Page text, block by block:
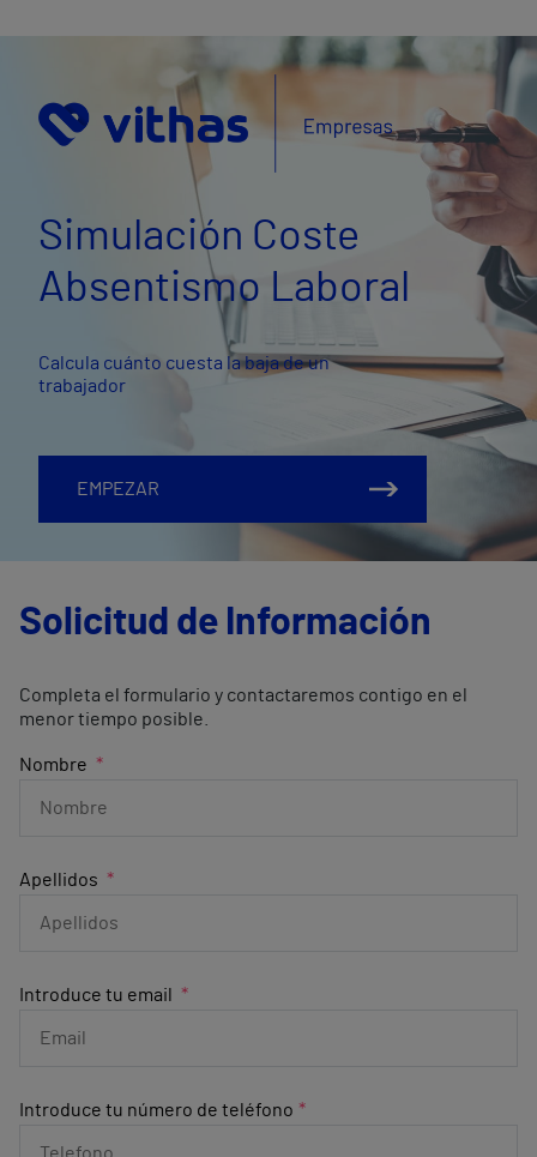
Simulación Coste
Absentismo Laboral
Calcula cuánto cuesta la baja de un
trabajador
EMPEZAR
Solicitud de Información
Completa el formulario y contactaremos contigo en el
menor tiempo posible.
Nombre
Apellidos
Introduce tu email
Introduce tu número de teléfono